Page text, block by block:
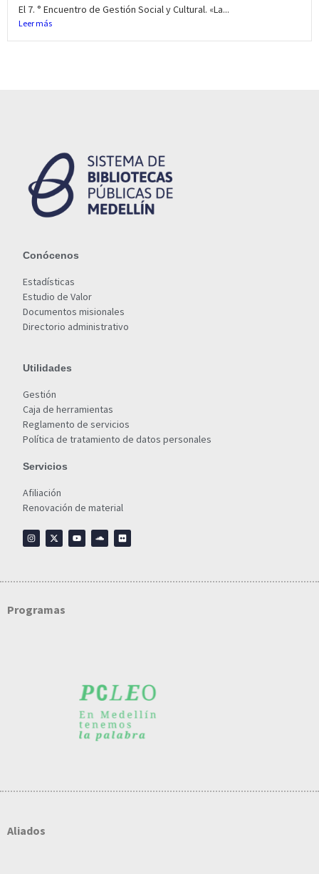
El 7. ° Encuentro de Gestión Social y Cultural. «La...
Leer más
Conócenos
Estadísticas
Estudio de Valor
Documentos misionales
Directorio administrativo
Utilidades
Gestión
Caja de herramientas
Reglamento de servicios
Política de tratamiento de datos personales
Servicios
Afiliación
Renovación de material
Programas
Aliados